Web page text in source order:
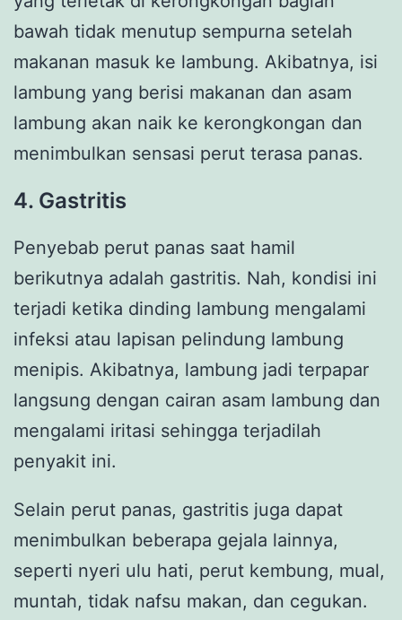
bawah tidak menutup sempurna setelah
makanan masuk ke lambung. Akibatnya, isi
lambung yang berisi makanan dan asam
lambung akan naik ke kerongkongan dan
menimbulkan sensasi perut terasa panas.
4. Gastritis
Penyebab perut panas saat hamil
berikutnya adalah gastritis. Nah, kondisi ini
terjadi ketika dinding lambung mengalami
infeksi atau lapisan pelindung lambung
menipis. Akibatnya, lambung jadi terpapar
langsung dengan cairan asam lambung dan
mengalami iritasi sehingga terjadilah
penyakit ini.
Selain perut panas, gastritis juga dapat
menimbulkan beberapa gejala lainnya,
seperti nyeri ulu hati, perut kembung, mual,
muntah, tidak nafsu makan, dan cegukan.